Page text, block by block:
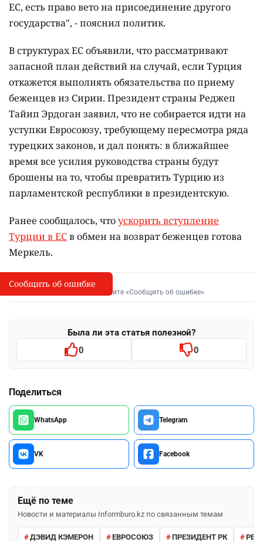
ЕС, есть право вето на присоединение другого
государства", - пояснил политик.
В структурах ЕС объявили, что рассматривают
запасной план действий на случай, если Турция
откажется выполнять обязательства по приему
беженцев из Сирии. Президент страны Реджеп
Тайип Эрдоган заявил, что не собирается идти на
уступки Евросоюзу, требующему пересмотра ряда
турецких законов, и дал понять: в ближайшее
время все усилия руководства страны будут
брошены на то, чтобы превратить Турцию из
парламентской республики в президентскую.
Ранее сообщалось, чтоускорить вступление
Турции в ЕСв обмен на возврат беженцев готова
Меркель.
I
Сообщить об опечатке
Выделите фрагмент и нажмите «Сообщить об ошибке»
Была ли эта статья полезной?
0 0
Поделиться
WhatsApp Telegram
VK Facebook
Ещё по теме
Новости и материалы Informburo.kz по связанным темам
ДЭВИД КЭМЕРОН ЕВРОСОЮЗ ПРЕЗИДЕНТ РК
Сообщить об ошибке